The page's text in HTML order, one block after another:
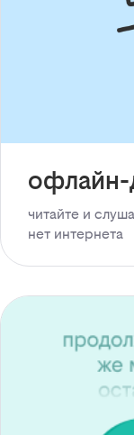
офлайн-
читайте и
нет интернета